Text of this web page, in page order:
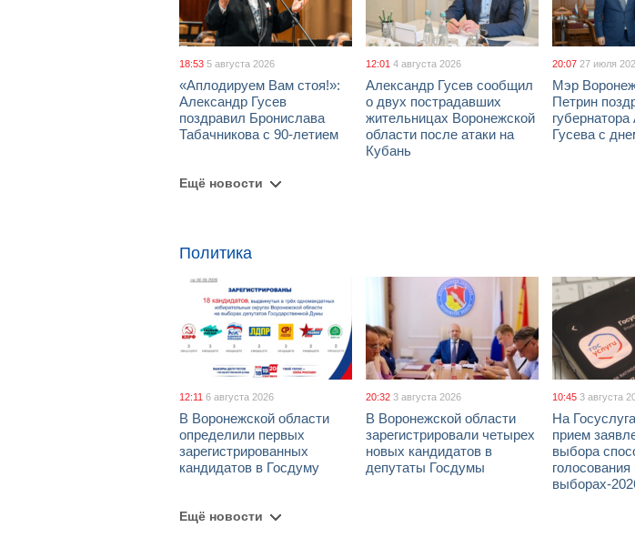
18:53 5 августа 2026
«Аплодируем Вам стоя!»:
Александр Гусев
поздравил Бронислава
Табачникова с 90-летием
12:01 4 августа 2026
Александр Гусев сообщил
о двух пострадавших
жительницах Воронежской
области после атаки на
Кубань
20:07 27 июля
Мэр
Петрин
Гусева с
Ещё новости
Политика
12:11 6 августа 2026
В Воронежской области
определили первых
зарегистрированных
кандидатов в Госдуму
20:32 3 августа 2026
В Воронежской области
зарегистрировали четырех
новых кандидатов в
депутаты Госдумы
10:45 3 августа
На
прием
выбора
голосования
выборах-
Ещё новости